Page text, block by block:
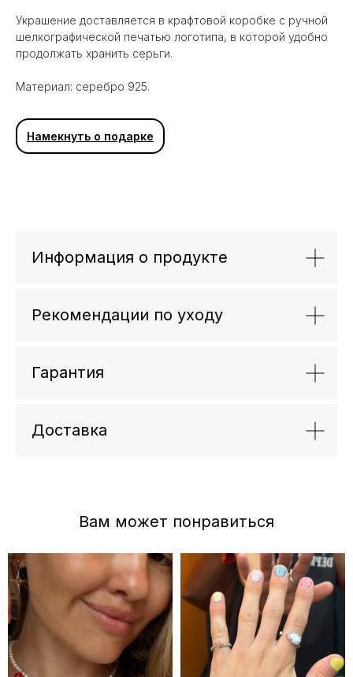
Украшение доставляется в крафтовой коробке с ручной
шелкографической печатью логотипа, в которой удобно
продолжать хранить серьги.
Материал: серебро 925.
Намекнуть о подарке
Информация о продукте
Рекомендации по уходу
Гарантия
Доставка
Вам может понравиться